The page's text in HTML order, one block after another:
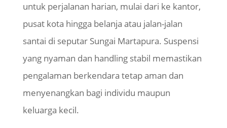
untuk perjalanan harian, mulai dari ke kantor,
pusat kota hingga belanja atau jalan-jalan
santai di seputar Sungai Martapura. Suspensi
yang nyaman dan handling stabil memastikan
pengalaman berkendara tetap aman dan
menyenangkan bagi individu maupun
keluarga kecil.